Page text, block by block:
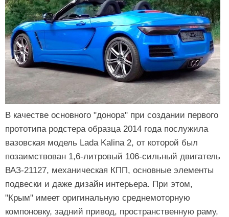
В качестве основного "донора" при создании первого
прототипа родстера образца 2014 года послужила
вазовская модель Lada Kalina 2, от которой был
позаимствован 1,6-литровый 106-сильный двигатель
ВАЗ-21127, механическая КПП, основные элементы
подвески и даже дизайн интерьера. При этом,
"Крым" имеет оригинальную среднемоторную
компоновку, задний привод, пространственную раму,